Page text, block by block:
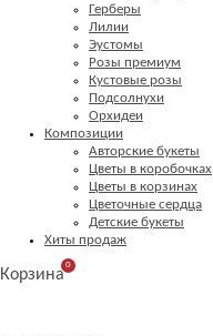
Герберы
Лилии
Эустомы
Розы премиум
Кустовые розы
Подсолнухи
Орхидеи
Композиции
Авторские букеты
Цветы в коробочках
Цветы в корзинах
Цветочные сердца
Детские букеты
Хиты продаж
Корзина
0